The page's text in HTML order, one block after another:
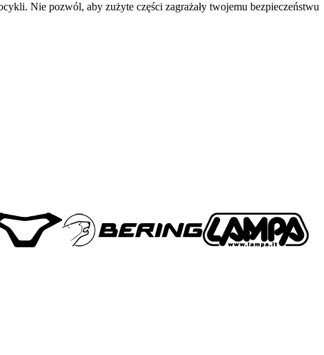
Nie pozwól, aby zużyte części zagrażały twojemu bezpieczeństwu